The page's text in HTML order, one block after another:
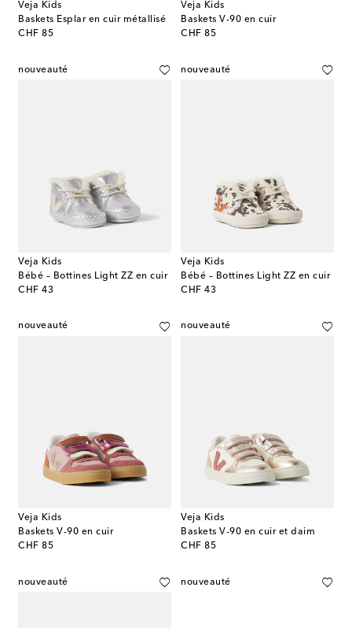
Veja Kids
Baskets Esplar en cuir métallisé
CHF 85
original price
Veja Kids
Baskets V-90 en cuir
CHF 85
original price
nouveauté
Veja Kids
Bébé – Bottines Light ZZ en cuir
CHF 43
original price
nouveauté
Veja Kids
Bébé – Bottines Light ZZ en cuir
CHF 43
original price
nouveauté
Veja Kids
Baskets V-90 en cuir
CHF 85
original price
nouveauté
Veja Kids
Baskets V-90 en cuir et daim
CHF 85
original price
nouveauté nouveauté